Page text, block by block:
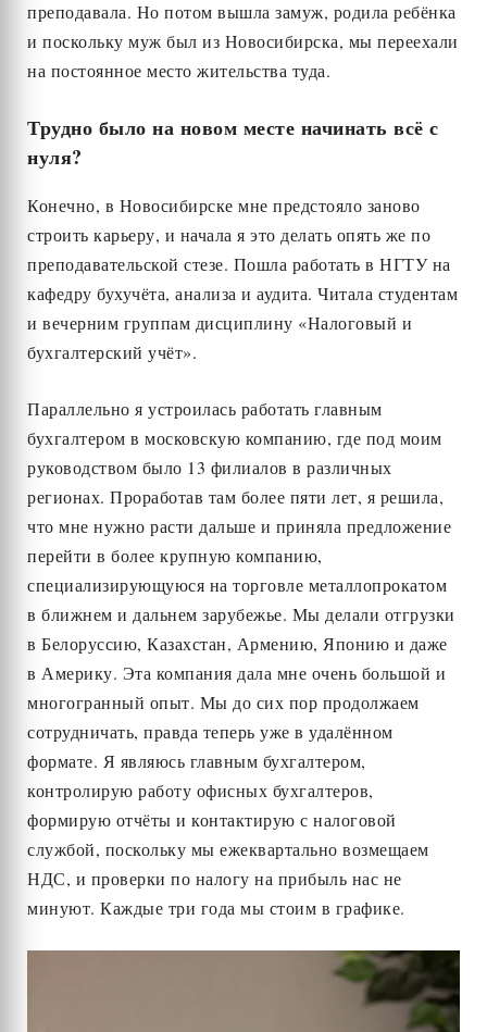
преподавала. Но потом вышла замуж, родила ребёнка
и поскольку муж был из Новосибирска, мы переехали
на постоянное место жительства туда.
Трудно было на новом месте начинать всё с
нуля?
Конечно, в Новосибирске мне предстояло заново
строить карьеру, и начала я это делать опять же по
преподавательской стезе. Пошла работать в НГТУ на
кафедру бухучёта, анализа и аудита. Читала студентам
и вечерним группам дисциплину «Налоговый и
бухгалтерский учёт».
Параллельно я устроилась работать главным
бухгалтером в московскую компанию, где под моим
руководством было 13 филиалов в различных
регионах. Проработав там более пяти лет, я решила,
что мне нужно расти дальше и приняла предложение
перейти в более крупную компанию,
специализирующуюся на торговле металлопрокатом
в ближнем и дальнем зарубежье. Мы делали отгрузки
в Белоруссию, Казахстан, Армению, Японию и даже
в Америку. Эта компания дала мне очень большой и
многогранный опыт. Мы до сих пор продолжаем
сотрудничать, правда теперь уже в удалённом
формате. Я являюсь главным бухгалтером,
контролирую работу офисных бухгалтеров,
формирую отчёты и контактирую с налоговой
службой, поскольку мы ежеквартально возмещаем
НДС, и проверки по налогу на прибыль нас не
минуют. Каждые три года мы стоим в графике.